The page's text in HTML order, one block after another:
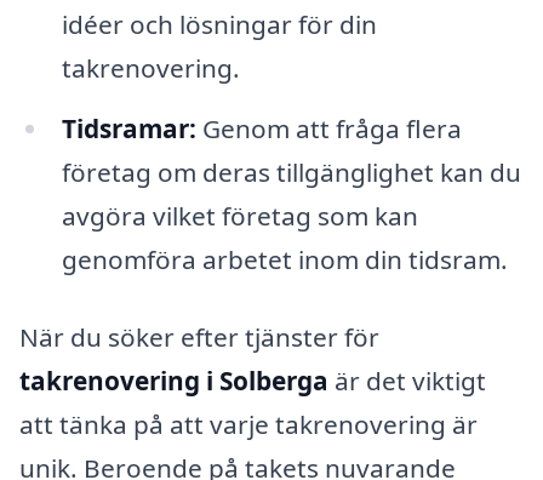
idéer och lösningar för din
takrenovering.
Tidsramar: Genom att fråga flera
företag om deras tillgänglighet kan du
avgöra vilket företag som kan
genomföra arbetet inom din tidsram.
När du söker efter tjänster för
takrenovering i Solberga är det viktigt
att tänka på att varje takrenovering är
unik. Beroende på takets nuvarande